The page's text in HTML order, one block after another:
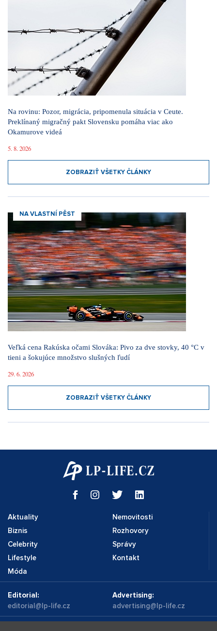
Na rovinu: Pozor, migrácia, pripomenula situácia v Ceute.
Preklínaný migračný pakt Slovensku pomáha viac ako
Okamurove videá
5. 8. 2026
ZOBRAZIŤ VŠETKY ČLÁNKY
NA VLASTNÍ PĚST
Veľká cena Rakúska očami Slováka: Pivo za dve stovky, 40 °C v
tieni a šokujúce množstvo slušných ľudí
29. 6. 2026
ZOBRAZIŤ VŠETKY ČLÁNKY
Aktuality
Biznis
Celebrity
Lifestyle
Móda
Nemovitosti
Rozhovory
Správy
Kontakt
Editorial:
editorial@lp-life.cz
Advertising:
advertising@lp-life.cz